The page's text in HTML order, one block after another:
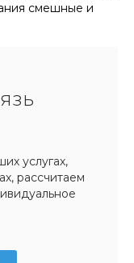
смешные и
услугах,
рассчитаем